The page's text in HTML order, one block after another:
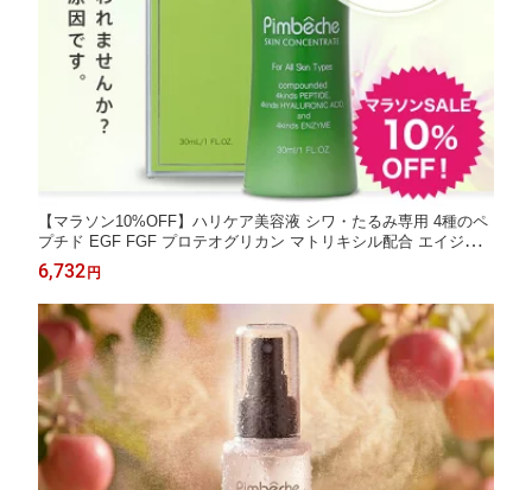
【マラソン10%OFF】ハリケア美容液 シワ・たるみ専用 4種のペ
プチド EGF FGF プロテオグリカン マトリキシル配合 エイジン
グケア ナイトケア 30ml デコルテケア セラム たるみケア 肌のキ
メ 年齢肌 敏感肌 乾燥肌 低刺激 パンベシュ スキンコンセントレ
ート ギフト
6,732円